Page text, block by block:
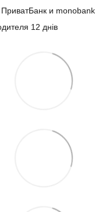
и monobank
12 днів